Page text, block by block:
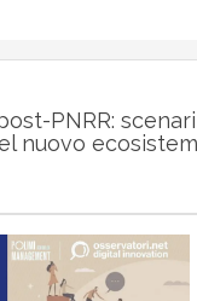
PNRR:
nuovo